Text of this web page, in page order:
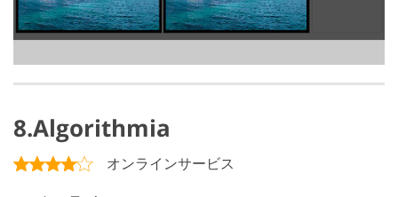
8.Algorithmia
オンラインサービス